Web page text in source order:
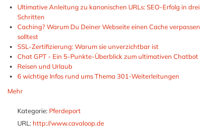
Ultimative Anleitung zu kanonischen URLs: SEO-Erfolg in drei
Schritten
Caching? Warum Du Deiner Webseite einen Cache verpassen
solltest
SSL-Zertifizierung: Warum sie unverzichtbar ist
Chat GPT - Ein 5-Punkte-Überblick zum ultimativen Chatbot
Reisen und Urlaub
6 wichtige Infos rund ums Thema 301-Weiterleitungen
Mehr
Kategorie: Pferdeport
URL: http://www.cavaloop.de